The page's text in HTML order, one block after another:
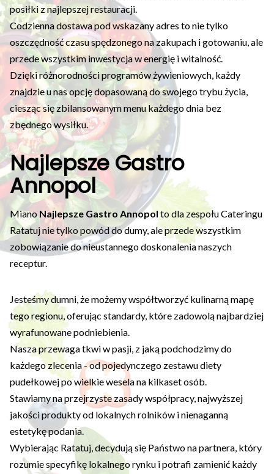
posiłki z najlepszej restauracji.
Codzienna dostawa pod wskazany adres to nie tylko
oszczędność czasu spędzonego na zakupach i gotowaniu, ale
przede wszystkim inwestycja w energię i witalność.
Dzięki różnorodności programów żywieniowych, każdy
znajdzie u nas opcję dopasowaną do swojego trybu życia,
ciesząc się zbilansowanym menu każdego dnia bez
zbędnego wysiłku.
Najlepsze Gastro
Annopol
MianoNajlepsze Gastro Annopolto dla zespołu Cateringu
Ratatuj nie tylko powód do dumy, ale przede wszystkim
zobowiązanie do nieustannego doskonalenia naszych
receptur.
Jesteśmy dumni, że możemy współtworzyć kulinarną mapę
tego regionu, oferując standardy, które zadowolą najbardziej
wyrafunowane podniebienia.
Nasza przewaga tkwi w pasji, z jaką podchodzimy do
każdego zlecenia - od pojedynczego zestawu diety
pudełkowej po wielkie wesela na kilkaset osób.
Stawiamy na przejrzyste zasady współpracy, najwyższej
jakości produkty od lokalnych rolników i nienaganną
estetykę podania.
Wybierając Ratatuj, decydują się Państwo na partnera, który
rozumie specyfikę lokalnego rynku i potrafi zamienić każdy